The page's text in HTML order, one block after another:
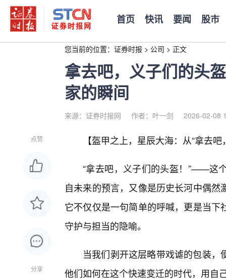
首页 快讯 要闻 股市
您当前的位置： 证券时报 > 公司 > 正文
拿去吧，义子们的头
家的瞬间
来源：证券时报网 作者：叶一剑 2026-02-08
点赞
分享
【盔甲之上，星辰大海：从“拿去
“拿去吧，义子们的头盔！”——这
自未来的预言，又像是历史长河中偶
它不仅仅是一句简单的呼喊，更是当
守护与担当的隐喻。
当我们剥开这层略带戏谑的包装
他们如何在这个快速变迁的时代，用自